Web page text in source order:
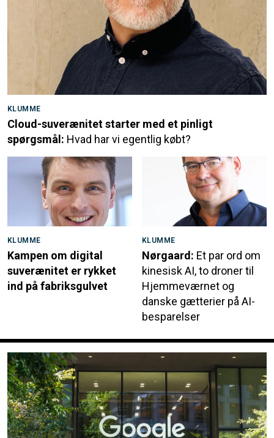
KLUMME
Cloud-suverænitet starter med et pinligt
spørgsmål: Hvad har vi egentlig købt?
KLUMME
Kampen om digital
suverænitet er rykket
ind på fabriksgulvet
KLUMME
Nørgaard: Et par ord om
kinesisk AI, to droner til
Hjemmeværnet og
danske gætterier på AI-
besparelser